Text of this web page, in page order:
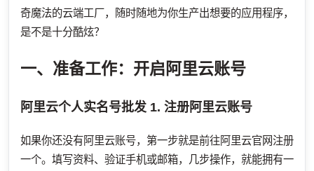
奇魔法的云端工厂，随时随地为你生产出想要的应用程序，
是不是十分酷炫？
一、准备工作：开启阿里云账号
阿里云个人实名号批发 1. 注册阿里云账号
如果你还没有阿里云账号，第一步就是前往阿里云官网注册
一个。填写资料、验证手机或邮箱，几步操作，就能拥有一